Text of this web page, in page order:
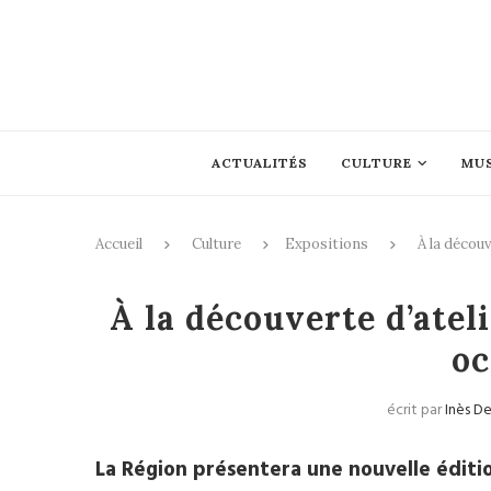
ACTUALITÉS CULTURE
Accueil Culture Expositions À la
À la découverte
écrit parInès
La Région présentera une nouvelle